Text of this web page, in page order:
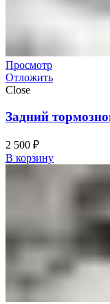
Просмотр
Отложить
Close
Задний
2 500 ₽
В корзину